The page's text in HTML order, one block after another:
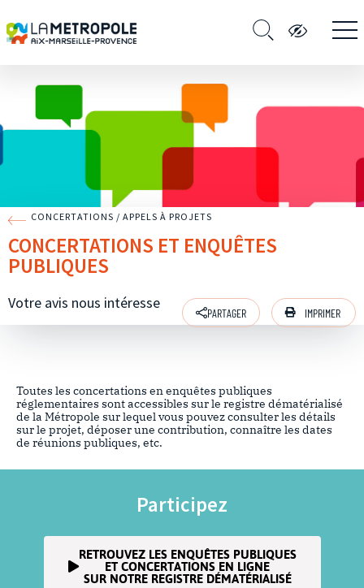
CONCERTATIONS / APPELS À PROJETS
CONCERTATIONS ET ENQUÊTES
PUBLIQUES
Votre avis nous intéresse
PARTAGER IMPRIMER
Toutes les concertations en enquêtes publiques
réglementaires sont accessibles sur le registre dématérialisé
de la Métropole sur lequel vous pouvez consulter les détails
sur le projet, déposer une contribution, connaître les dates
de réunions publiques, etc.
Participez
RETROUVEZ LES ENQUÊTES PUBLIQUES
ET CONCERTATIONS EN LIGNE
SUR NOTRE REGISTRE DÉMATÉRIALISÉ